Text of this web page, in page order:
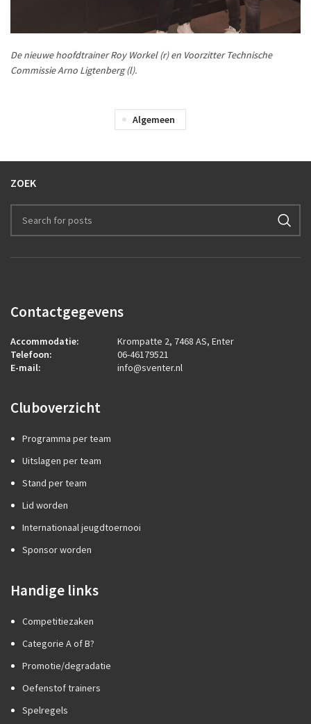
De nieuwe hoofdtrainer Roy Workel (r) en Voorzitter Technische
Commissie Arno Ligtenberg (l).
Algemeen
ZOEK
Contactgegevens
Accommodatie:
Krompatte 2, 7468 AS, Enter
Telefoon:
06-46179521
E-mail:
info@sventer.nl
Cluboverzicht
Programma per team
Uitslagen per team
Stand per team
Lid worden
Internationaal jeugdtoernooi
Sponsor worden
Handige links
Competitiezaken
Categorie A of B?
Promotie/degradatie
Oefenstof trainers
Spelregels